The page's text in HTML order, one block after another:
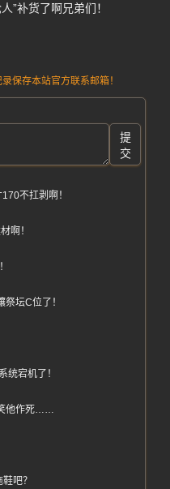
”补货了啊兄弟们！
保存本站官方联系邮箱！
提
交
不扛剥啊！
啊！
坛C位了！
统宕机了！
他作死……
吧？